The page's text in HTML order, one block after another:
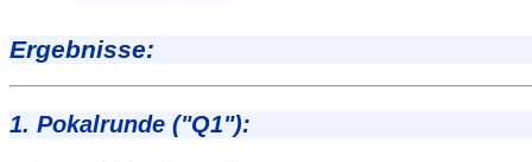
Ergebnisse:
1. Pokalrunde ("Q1"):